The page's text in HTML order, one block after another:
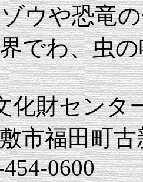
や恐竜の
わ、虫の
化財センタ
福田町古
0600